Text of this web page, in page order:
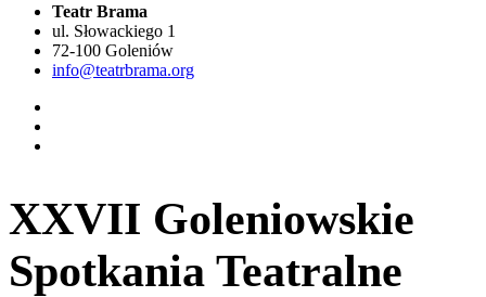
Teatr Brama
ul. Słowackiego 1
72-100 Goleniów
info@teatrbrama.org
XXVII Goleniowskie
Spotkania Teatralne